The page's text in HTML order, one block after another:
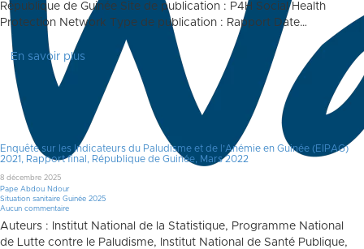
République de Guinée Site de publication : P4H Social Health
Protection Network Type de publication : Rapport Date…
En savoir plus
Enquête sur les Indicateurs du Paludisme et de l’Anémie en Guinée (EIPAG)
2021, Rapport final, République de Guinée, Mars 2022
8 décembre 2025
Pape Abdou Ndour
Situation sanitaire Guinée 2025
Aucun commentaire
Auteurs : Institut National de la Statistique, Programme National
de Lutte contre le Paludisme, Institut National de Santé Publique,